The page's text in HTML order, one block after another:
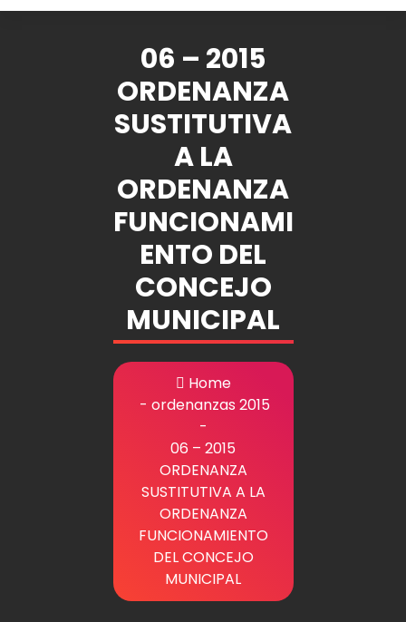
06 – 2015
ORDENANZA
SUSTITUTIVA
A LA
ORDENANZA
FUNCIONAMI
ENTO DEL
CONCEJO
MUNICIPAL
Home
- ordenanzas 2015
-
06 – 2015
ORDENANZA
SUSTITUTIVA A LA
ORDENANZA
FUNCIONAMIENTO
DEL CONCEJO
MUNICIPAL